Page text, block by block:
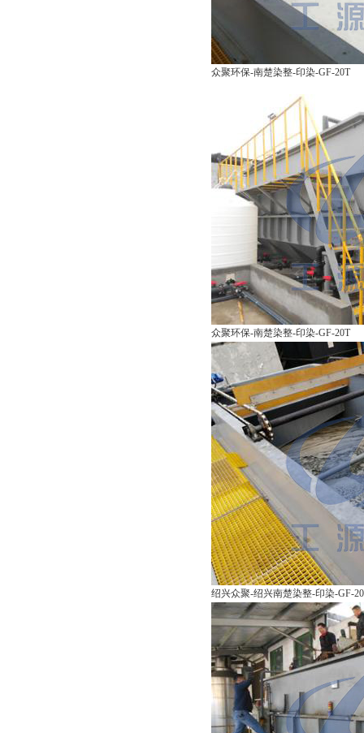
众聚环保-南楚染整-印染-GF-20T
众聚环保-南楚染整-印染-GF-20T
绍兴众聚-绍兴南楚染整-印染-GF-